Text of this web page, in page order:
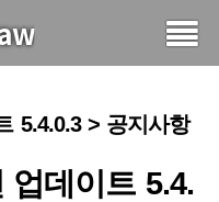
5.4.0.3 > 공지사항
업데이트 5.4.